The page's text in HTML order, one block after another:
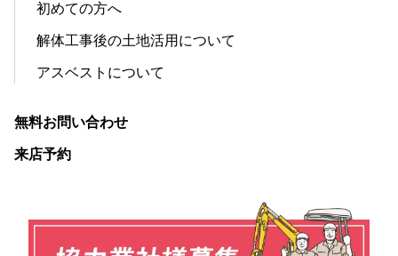
初めての方へ
解体工事後の土地活用について
アスベストについて
無料お問い合わせ
来店予約